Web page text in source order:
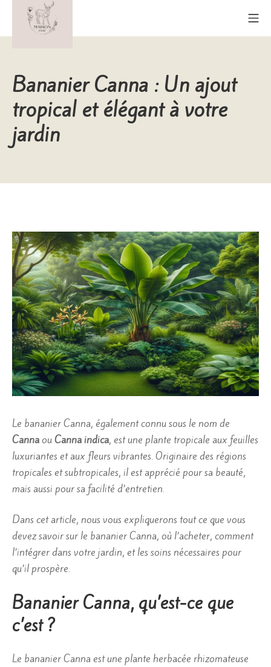
contenu
Bananier Canna : Un ajout
tropical et élégant à votre
jardin
Le bananier Canna, également connu sous le nom de
CannaouCanna indica, est une plante tropicale aux feuilles
luxuriantes et aux fleurs vibrantes. Originaire des régions
tropicales et subtropicales, il est apprécié pour sa beauté,
mais aussi pour sa facilité d’entretien.
Dans cet article, nous vous expliquerons tout ce que vous
devez savoir sur le bananier Canna, où l’acheter, comment
l’intégrer dans votre jardin, et les soins nécessaires pour
qu’il prospère.
Bananier Canna, qu’est-ce que
c’est ?
Le bananier Canna est une plante herbacée rhizomateuse